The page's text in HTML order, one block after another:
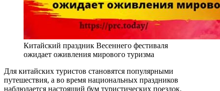
Китайский праздник Весеннего фестиваля
ожидает оживления мирового туризма
Для китайских туристов становятся популярными
путешествия, а во время национальных праздников
наблюдается настоящий бум туристических поездок.